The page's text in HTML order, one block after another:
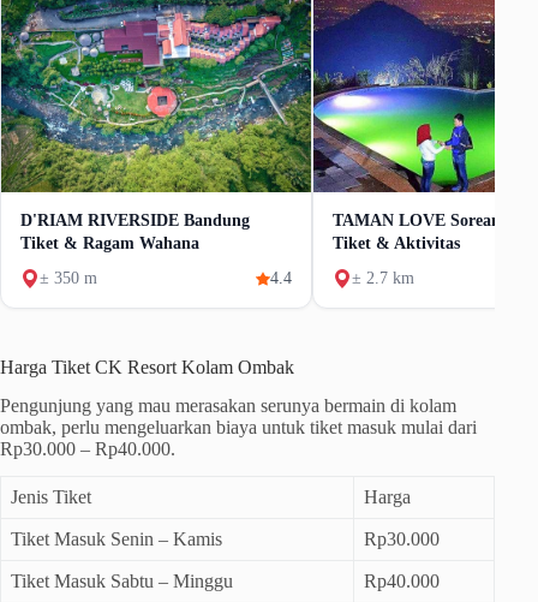
D'RIAM RIVERSIDE Bandung
Tiket & Ragam Wahana
± 350 m
4.4
TAMAN LOVE Soreang
Tiket & Aktivitas
± 2.7 km
Harga Tiket CK Resort Kolam Ombak
Pengunjung yang mau merasakan serunya bermain di kolam
ombak, perlu mengeluarkan biaya untuk tiket masuk mulai dari
Rp30.000 – Rp40.000.
Jenis Tiket Harga
Tiket Masuk Senin – Kamis Rp30.000
Tiket Masuk Sabtu – Minggu
Rp40.000